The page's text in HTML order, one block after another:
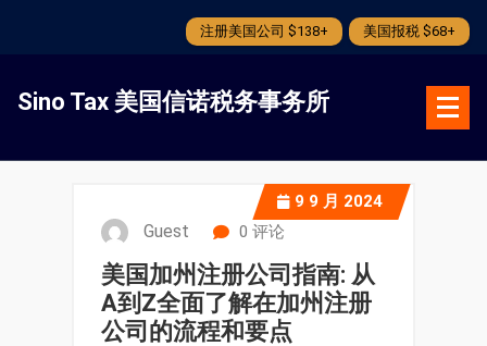
注册美国公司 $138+ 美国报税 $68+
Sino Tax 美国信诺税务事务所
9 9 月 2024
Guest 0 评论
美国加州注册公司指南: 从
A到Z全面了解在加州注册
公司的流程和要点